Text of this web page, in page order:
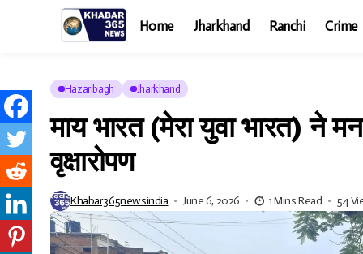
Home Jharkhand Ranchi Crime
Hazaribagh Jharkhand
माय भारत (मेरा युवा भारत) ने
वृक्षारोपण
Khabar365newsindia June 6, 2026 1 Mins Read 54